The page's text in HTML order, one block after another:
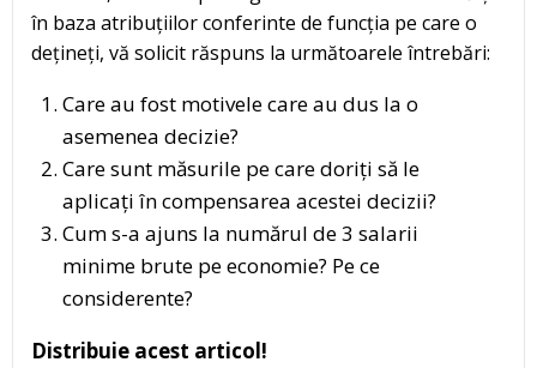
în baza atribuțiilor conferinte de funcția pe care o
dețineți, vă solicit răspuns la următoarele întrebări:
Care au fost motivele care au dus la o
asemenea decizie?
Care sunt măsurile pe care doriți să le
aplicați în compensarea acestei decizii?
Cum s-a ajuns la numărul de 3 salarii
minime brute pe economie? Pe ce
considerente?
Distribuie acest articol!